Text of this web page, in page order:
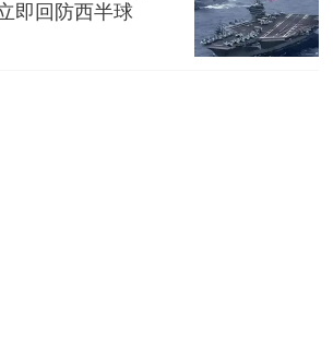
即回防西半球